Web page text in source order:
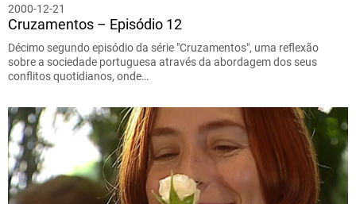
2000-12-21
Cruzamentos – Episódio 12
Décimo segundo episódio da série "Cruzamentos", uma reflexão
sobre a sociedade portuguesa através da abordagem dos seus
conflitos quotidianos, onde…